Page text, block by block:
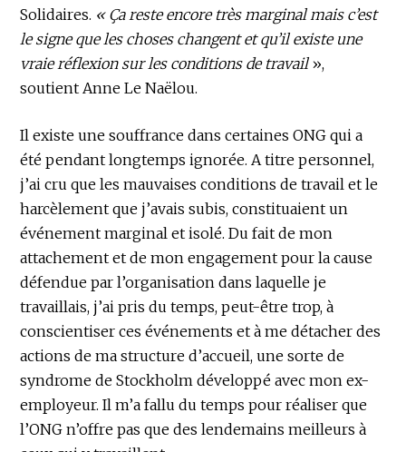
Solidaires. « Ça reste encore très marginal mais c’est
le signe que les choses changent et qu’il existe une
vraie réflexion sur les conditions de travail»,
soutient Anne Le Naëlou.
Il existe une souffrance dans certaines ONG qui a
été pendant longtemps ignorée. A titre personnel,
j’ai cru que les mauvaises conditions de travail et le
harcèlement que j’avais subis, constituaient un
événement marginal et isolé. Du fait de mon
attachement et de mon engagement pour la cause
défendue par l’organisation dans laquelle je
travaillais, j’ai pris du temps, peut-être trop, à
conscientiser ces événements et à me détacher des
actions de ma structure d’accueil, une sorte de
syndrome de Stockholm développé avec mon ex-
employeur. Il m’a fallu du temps pour réaliser que
l’ONG n’offre pas que des lendemains meilleurs à